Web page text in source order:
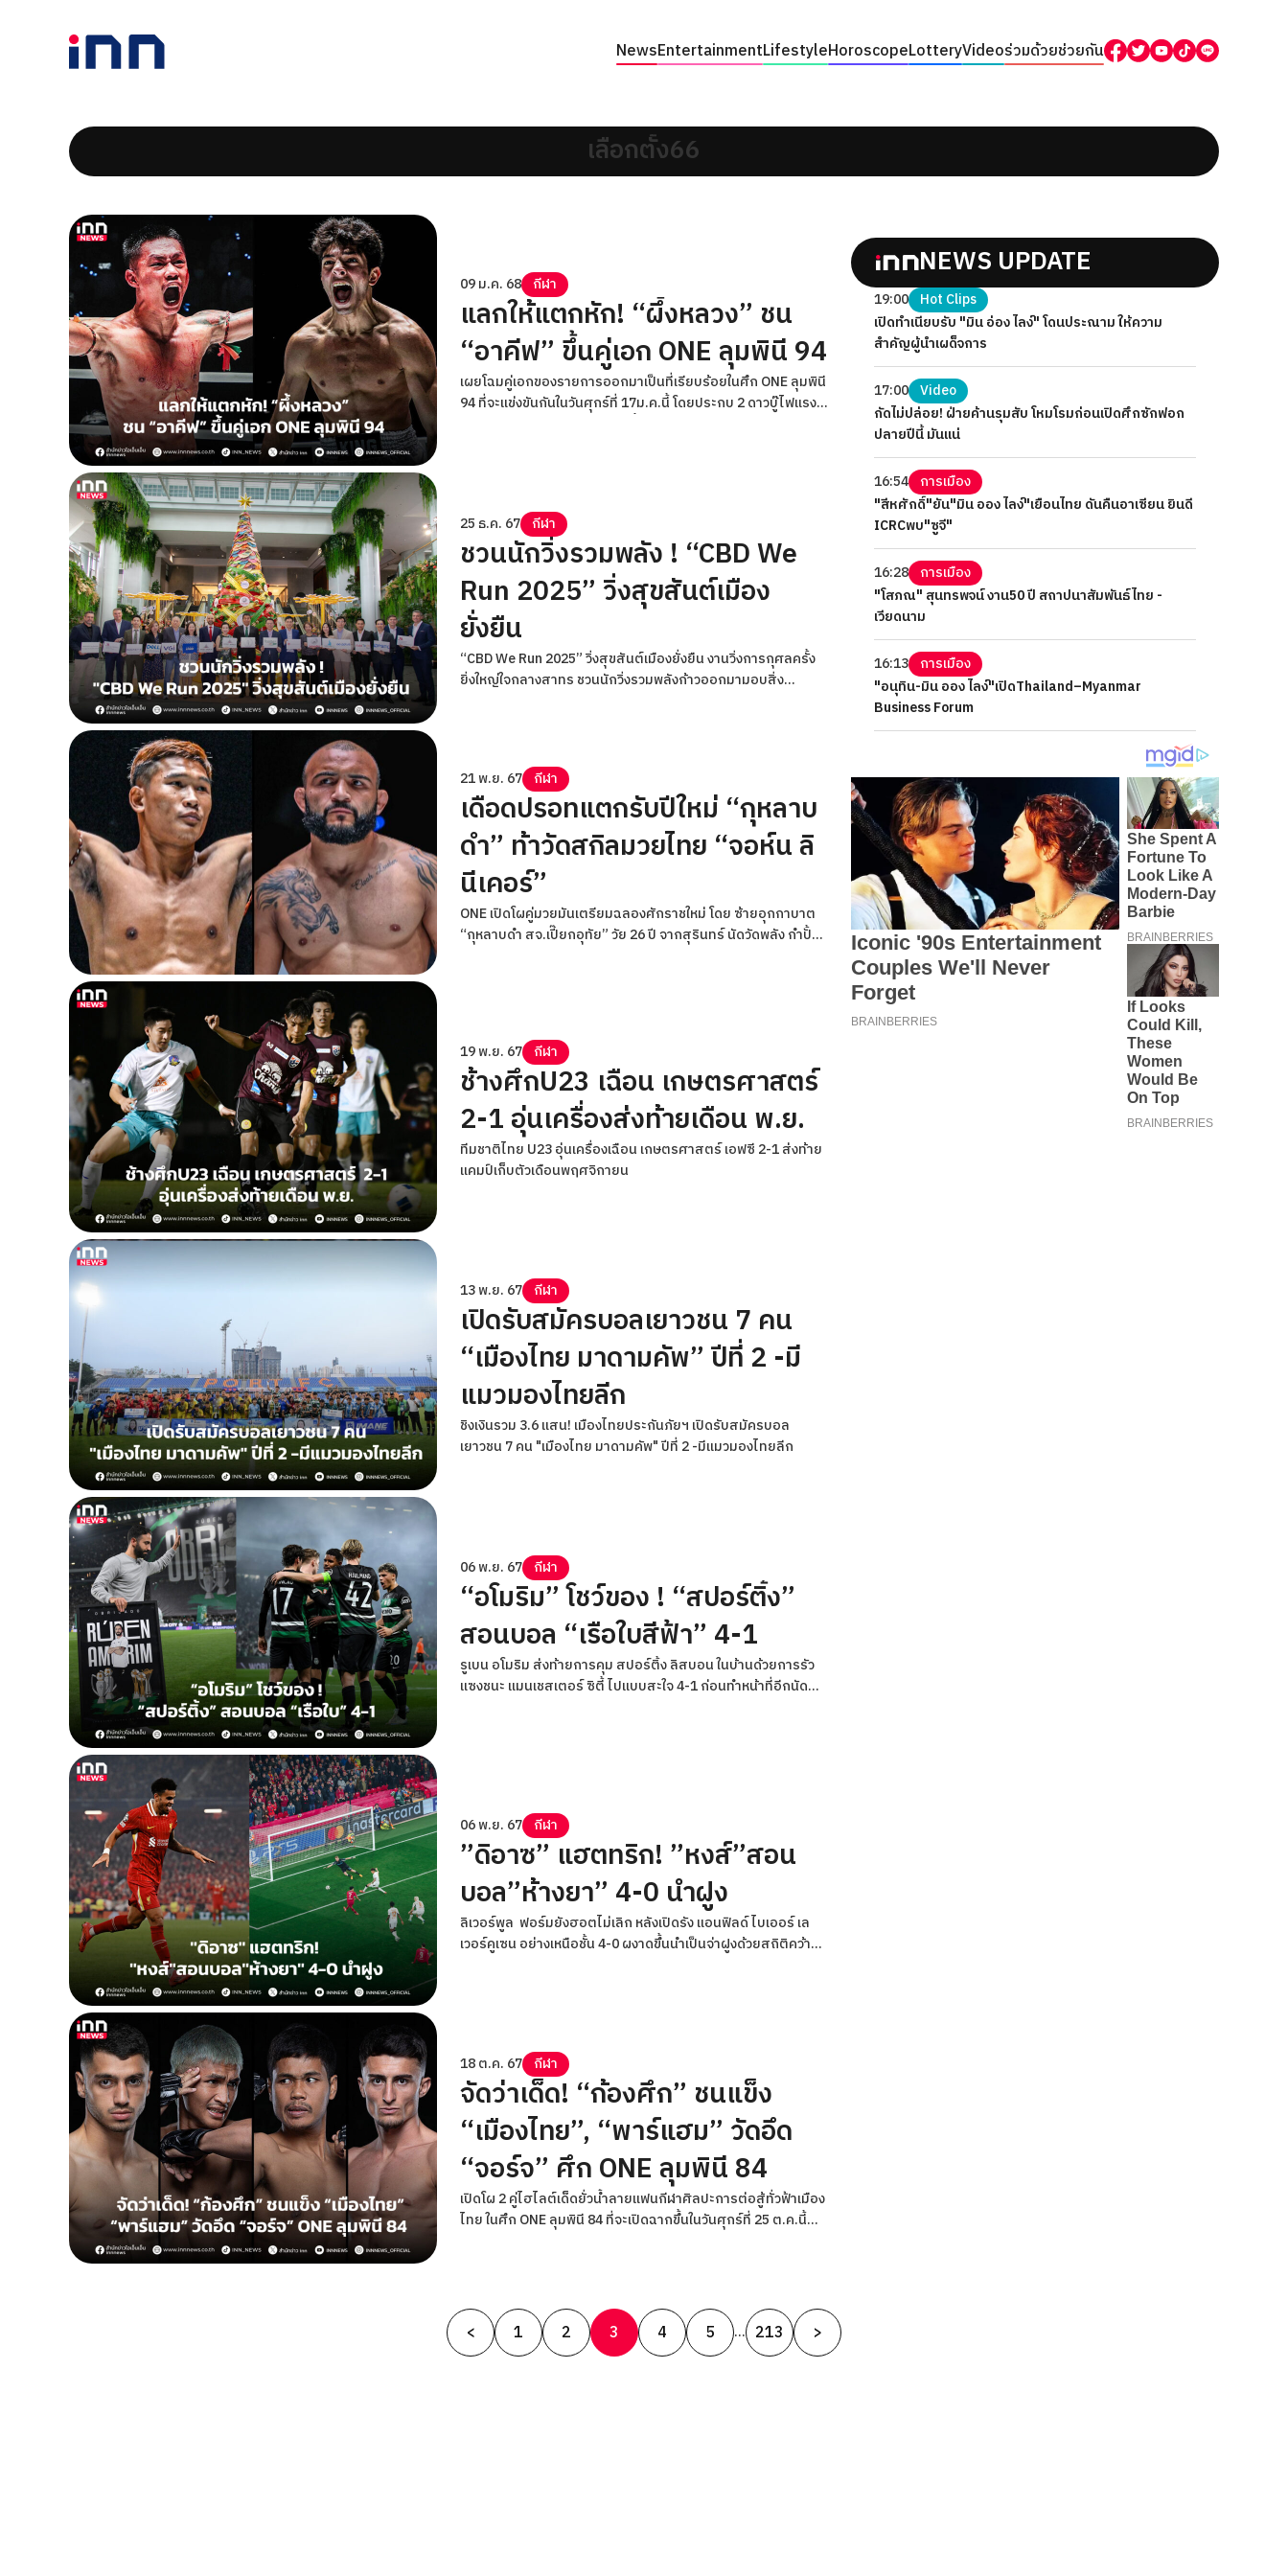
NewsEntertainmentLifestyleHoroscopeLotteryVideoร่วมด้วยช่วยกัน
เลือกตั้ง66
09 ม.ค. 68 กีฬา
แลกให้แตกหัก! “ผึ้งหลวง” ชน
“อาคีฟ” ขึ้นคู่เอก ONE ลุมพินี 94
เผยโฉมคู่เอกของรายการออกมาเป็นที่เรียบร้อยในศึก ONE ลุมพินี
94 ที่จะแข่งขันกันในวันศุกร์ที่ 17ม.ค.นี้ โดยประกบ 2 ดาวบู๊ไฟแรง
มวยไทย รุ่นฟลายเวต (125-135 ป.)
25 ธ.ค. 67 กีฬา
ชวนนักวิ่งรวมพลัง ! “CBD We
Run 2025” วิ่งสุขสันต์เมือง
ยั่งยืน
“CBD We Run 2025” วิ่งสุขสันต์เมืองยั่งยืน งานวิ่งการกุศลครั้ง
ยิ่งใหญ่ใจกลางสาทร ชวนนักวิ่งรวมพลังก้าวออกมามอบสิ่ง
21 พ.ย. 67 กีฬา
เดือดปรอทแตกรับปีใหม่ “กุหลาบ
ดำ” ท้าวัดสกิลมวยไทย “จอห์น ลิ
นีเคอร์”
ONE เปิดโผคู่มวยมันเตรียมฉลองศักราชใหม่ โดย ซ้ายอุกกาบาต
“กุหลาบดำ สจ.เปี๊ยกอุทัย” วัย 26 ปี จากสุรินทร์ นัดวัดพลัง กำปั้น
ไทม์อเมริกา ซึ่งตรงกับช่วงเช้าเวลา 08.00 น. ในวันเสาร์ที่ 11
ม.ค.68
19 พ.ย. 67 กีฬา
ช้างศึกU23 เฉือน เกษตรศาสตร์
2-1 อุ่นเครื่องส่งท้ายเดือน พ.ย.
ทีมชาติไทย U23 อุ่นเครื่องเฉือน เกษตรศาสตร์ เอฟซี 2-1 ส่งท้าย
แคมป์เก็บตัวเดือนพฤศจิกายน
13 พ.ย. 67 กีฬา
เปิดรับสมัครบอลเยาวชน 7 คน
“เมืองไทย มาดามคัพ” ปีที่ 2 -มี
แมวมองไทยลีก
ชิงเงินรวม 3.6 แสน! เมืองไทยประกันภัยฯ เปิดรับสมัครบอล
เยาวชน 7 คน "เมืองไทย มาดามคัพ" ปีที่ 2 -มีแมวมองไทยลีก
06 พ.ย. 67 กีฬา
“อโมริม” โชว์ของ ! “สปอร์ติ้ง”
สอนบอล “เรือใบสีฟ้า” 4-1
รูเบน อโมริม ส่งท้ายการคุม สปอร์ติ้ง ลิสบอน ในบ้านด้วยการรัว
แซงชนะ แมนเชสเตอร์ ซิตี้ ไปแบบสะใจ 4-1 ก่อนทำหน้าที่อีกนัดต่อ
06 พ.ย. 67 กีฬา
”ดิอาซ” แฮตทริก! ”หงส์”สอน
บอล”ห้างยา” 4-0 นำฝูง
ลิเวอร์พูล ฟอร์มยังฮอตไม่เลิก หลังเปิดรัง แอนฟิลด์ ไบเออร์ เล
เวอร์คูเซน อย่างเหนือชั้น 4-0 ผงาดขึ้นนำเป็นจ่าฝูงด้วยสถิติคว้าชัย
18 ต.ค. 67 กีฬา
จัดว่าเด็ด! “ก้องศึก” ชนแข็ง
“เมืองไทย”, “พาร์แฮม” วัดอึด
“จอร์จ” ศึก ONE ลุมพินี 84
เปิดโผ 2 คู่ไฮไลต์เด็ดยั่วน้ำลายแฟนกีฬาศิลปะการต่อสู้ทั่วฟ้าเมือง
ไทย ในศึก ONE ลุมพินี 84 ที่จะเปิดฉากขึ้นในวันศุกร์ที่ 25 ต.ค.นี้
คิทิส” จากสหราชอาณาจักร ในกติกามวยไทย รุ่นแบนตัมเวต
(135-145 ป.)
NEWS UPDATE
19:00 Hot Clips
เปิดทำเนียบรับ "มิน อ่อง ไลง์" โดนประณาม ให้ความ
สำคัญผู้นำเผด็จการ
17:00 Video
กัดไม่ปล่อย! ฝ่ายค้านรุมสับ โหมโรมก่อนเปิดศึกซักฟอก
ปลายปีนี้ มันแน่
16:54 การเมือง
"สีหศักดิ์"ยัน"มิน ออง ไลง์"เยือนไทย ดันคืนอาเซียน ยินดี
ICRCพบ"ซูจี"
16:28 การเมือง
"โสภณ" สุนทรพจน์ งาน50 ปี สถาปนาสัมพันธ์ไทย -
เวียดนาม
16:13 การเมือง
"อนุทิน-มิน ออง ไลง์"เปิดThailand–Myanmar
Business Forum
Posts
pagination
< 1 2 3 4 5 … 213 >